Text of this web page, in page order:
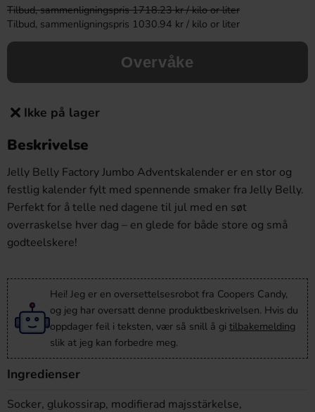
Tilbud, sammenligningspris 1718.23 kr / kilo or liter
Tilbud, sammenligningspris 1030.94 kr / kilo or liter
Overvåke
Ikke på lager
Beskrivelse
Jelly Belly Factory Jumbo Adventskalender er en stor og
festlig kalender fylt med spennende smaker fra Jelly Belly.
Perfekt for å telle ned dagene til jul med en søt
overraskelse hver dag – en glede for både store og små
godteelskere!
Hei! Jeg er en oversettelsesrobot fra Coopers Candy,
og jeg har oversatt denne produktbeskrivelsen. Hvis du
oppdager feil i teksten, vær så snill å gi tilbakemelding
slik at jeg kan forbedre meg.
Ingredienser
Socker, glukossirap, modifierad majsstärkelse,